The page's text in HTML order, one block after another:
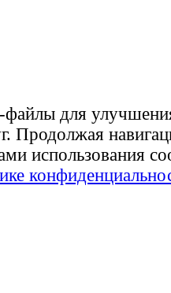
для
Продолжая
использования